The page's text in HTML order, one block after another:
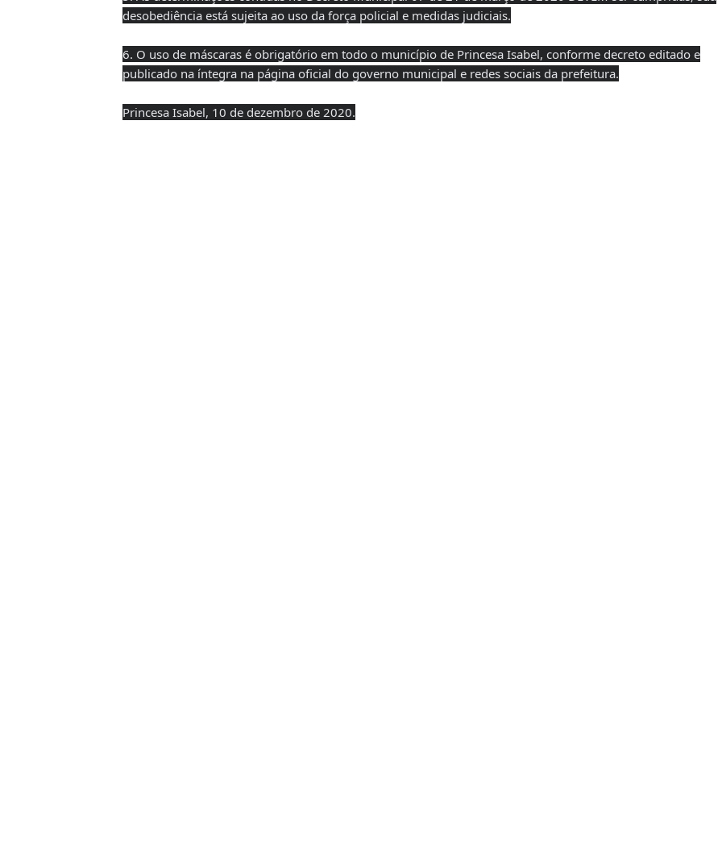
desobediência está sujeita ao uso da força policial e medidas judiciais.
6. O uso de máscaras é obrigatório em todo o município de Princesa Isabel, conforme decreto editado e
publicado na íntegra na página oficial do governo municipal e redes sociais da prefeitura.
Princesa Isabel, 10 de dezembro de 2020.